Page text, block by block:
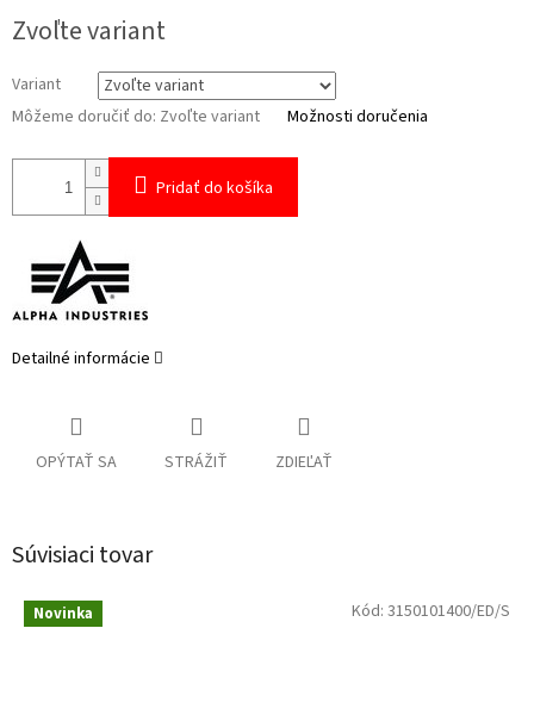
cena:
Zvoľte variant
Variant
Môžeme doručiť do: Zvoľte variant Možnosti doručenia
Pridať do košíka
Detailné informácie
OPÝTAŤ SA STRÁŽIŤ ZDIEĽAŤ
Súvisiaci tovar
Novinka Kód: 3150101400/ED/S